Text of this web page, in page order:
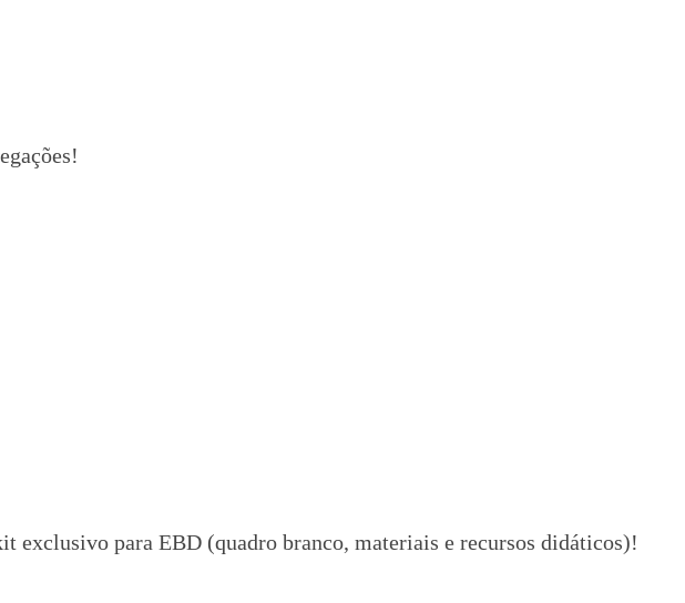
exclusivo para EBD (quadro branco, materiais e recursos didáticos)!